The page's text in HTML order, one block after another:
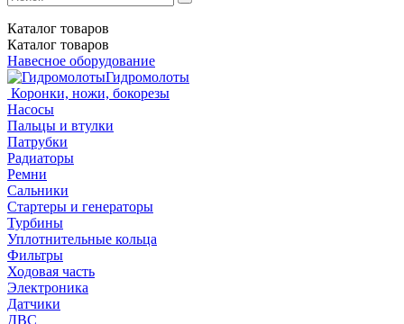
Каталог товаров
Каталог товаров
Навесное оборудование
Гидромолоты
Коронки, ножи, бокорезы
Насосы
Пальцы и втулки
Патрубки
Радиаторы
Ремни
Сальники
Стартеры и генераторы
Турбины
Уплотнительные кольца
Фильтры
Ходовая часть
Электроника
Датчики
ДВС